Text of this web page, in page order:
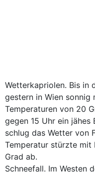
Wetterkapriolen. Bis in
gestern in Wien sonnig
Temperaturen von 20
gegen 15 Uhr ein jähes
schlug das Wetter von
Temperatur stürzte mit
Grad ab.
Schneefall. Im Westen